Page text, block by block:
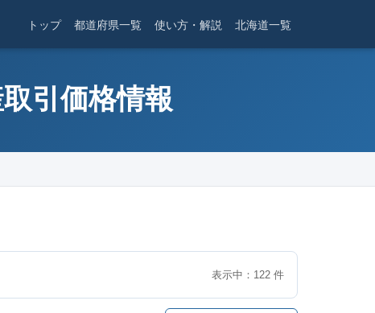
トップ 都道府県一覧 使い方・解説 北海道一覧
引価格情報
表示中： 122 件